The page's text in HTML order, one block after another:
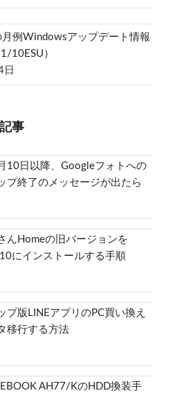
例Windowsアップデート情報
10ESU）
日
事
10日以降、Googleフォトへの
プ終了のメッセージが出たら
んHomeの旧バージョンを
にインストールする手順
プ版LINEアプリのPC買い換え
移行する方法
AH77/KのHDD換装手